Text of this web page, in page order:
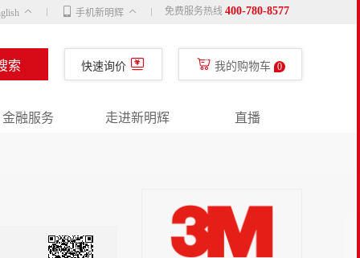
手机新明辉 免费服务热线 400-780-8577
索 快速询价 我的购物车 0
金融服务 走进新明辉 直播